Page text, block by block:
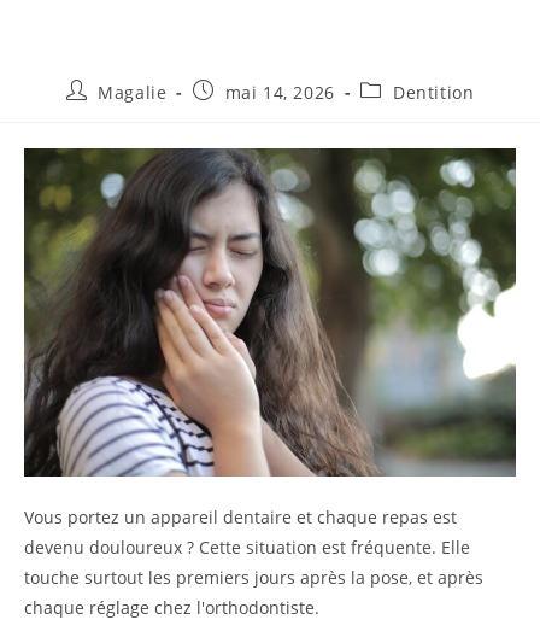
Magalie mai 14, 2026 Dentition
Vous portez un appareil dentaire et chaque repas est
devenu douloureux ? Cette situation est fréquente. Elle
touche surtout les premiers jours après la pose, et après
chaque réglage chez l'orthodontiste.